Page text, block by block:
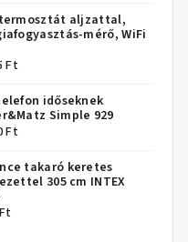
termosztát aljzattal,
mérő, WiFi
Ft
időseknek
Simple 929
Ft
takaró keretes
305 cm INTEX